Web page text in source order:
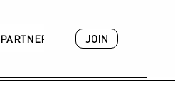
PARTNER ACADEMY
JOIN